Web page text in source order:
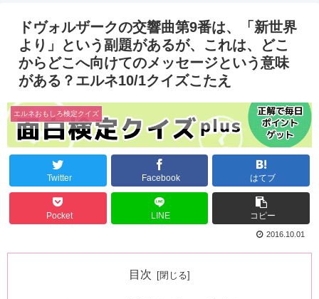
ドヴォルザークの交響曲第9番は、「新世界
より」という副題があるが、これは、どこ
からどこへ向けてのメッセージという意味
がある？エルネ10/1クイズこたえ
エルネおもしろ検定クイズ
Twitter Facebook はてブ
Pocket LINE コピー
2016.10.01
目次